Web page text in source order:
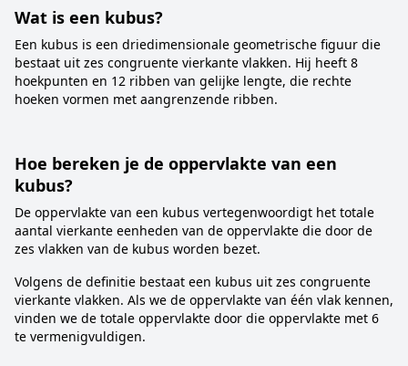
Wat is een kubus?
Een kubus is een driedimensionale geometrische figuur die
bestaat uit zes congruente vierkante vlakken. Hij heeft 8
hoekpunten en 12 ribben van gelijke lengte, die rechte
hoeken vormen met aangrenzende ribben.
Hoe bereken je de oppervlakte van een
kubus?
De oppervlakte van een kubus vertegenwoordigt het totale
aantal vierkante eenheden van de oppervlakte die door de
zes vlakken van de kubus worden bezet.
Volgens de definitie bestaat een kubus uit zes congruente
vierkante vlakken. Als we de oppervlakte van één vlak kennen,
vinden we de totale oppervlakte door die oppervlakte met 6
te vermenigvuldigen.